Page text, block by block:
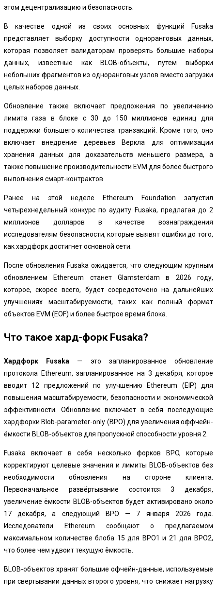
этом децентрализацию и безопасность.
В качестве одной из своих основных функций Fusaka
представляет выборку доступности одноранговых данных,
которая позволяет валидаторам проверять большие наборы
данных, известные как BLOB-объекты, путем выборки
небольших фрагментов из одноранговых узлов вместо загрузки
целых наборов данных.
Обновление также включает предложения по увеличению
лимита газа в блоке с 30 до 150 миллионов единиц для
поддержки большего количества транзакций. Кроме того, оно
включает внедрение деревьев Веркла для оптимизации
хранения данных для доказательств меньшего размера, а
также повышение производительности EVM для более быстрого
выполнения смарт-контрактов.
Ранее на этой неделе Ethereum Foundation запустил
четырехнедельный конкурс по аудиту Fusaka, предлагая до 2
миллионов долларов в качестве вознаграждения
исследователям безопасности, которые выявят ошибки до того,
как хардфорк достигнет основной сети.
После обновления Fusaka ожидается, что следующим крупным
обновлением Ethereum станет Glamsterdam в 2026 году,
которое, скорее всего, будет сосредоточено на дальнейших
улучшениях масштабируемости, таких как полный формат
объектов EVM (EOF) и более быстрое время блока.
Что такое хард-форк Fusaka?
Хардфорк Fusaka — это запланированное обновление
протокола Ethereum, запланированное на 3 декабря, которое
вводит 12 предложений по улучшению Ethereum (EIP) для
повышения масштабируемости, безопасности и экономической
эффективности. Обновление включает в себя последующие
хардфорки Blob-parameter-only (BPO) для увеличения оффчейн-
ёмкости BLOB-объектов для пропускной способности уровня 2.
Fusaka включает в себя несколько форков BPO, которые
корректируют целевые значения и лимиты BLOB-объектов без
необходимости обновления на стороне клиента.
Первоначальное развёртывание состоится 3 декабря,
увеличение ёмкости BLOB-объектов будет активировано около
17 декабря, а следующий BPO — 7 января 2026 года.
Исследователи Ethereum сообщают о предлагаемом
максимальном количестве блоба 15 для BPO1 и 21 для BPO2,
что более чем удвоит текущую ёмкость.
BLOB-объектов хранят большие офчейн-данные, используемые
при свертывании данных второго уровня, что снижает нагрузку